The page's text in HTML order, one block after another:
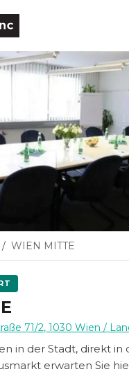
WIEN MITTE
71/2, 1030 Wien /
in der Stadt, direkt in
erwarten Sie